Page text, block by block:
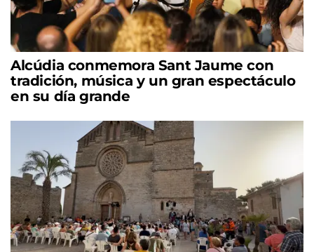
Alcúdia conmemora Sant Jaume con
tradición, música y un gran espectáculo
en su día grande